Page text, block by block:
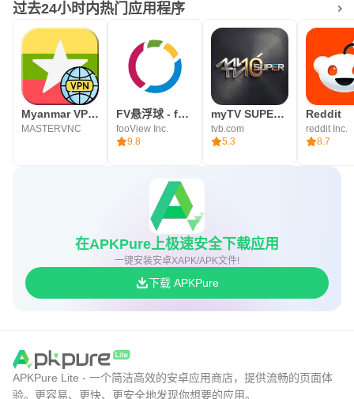
过去24小时内热门应用程序
Myanmar VPN - MM VPN
MASTERVNC
FV悬浮球 - fooView，文件浏览，手势截图
fooView Inc.
9.8
myTV SUPER - 綜藝娛樂及新聞資訊
tvb.com
5.3
Reddit
reddit Inc.
8.7
在APKPure上极速安全下载应用
一键安装安卓XAPK/APK文件!
下载 APKPure
APKPure Lite - 一个简洁高效的安卓应用商店，提供流畅的页面体
验。更容易、更快、更安全地发现你想要的应用。